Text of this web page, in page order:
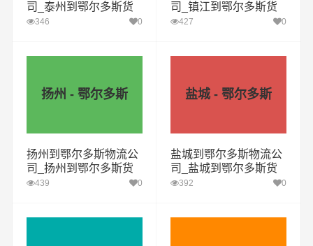
司_泰州到鄂尔多斯货
运专线
346 0
司_镇江到鄂尔多斯货
运专线
427 0
扬州 - 鄂尔多斯
扬州到鄂尔多斯物流公
司_扬州到鄂尔多斯货
运专线
439 0
盐城 - 鄂尔多斯
盐城到鄂尔多斯物流公
司_盐城到鄂尔多斯货
运专线
392 0